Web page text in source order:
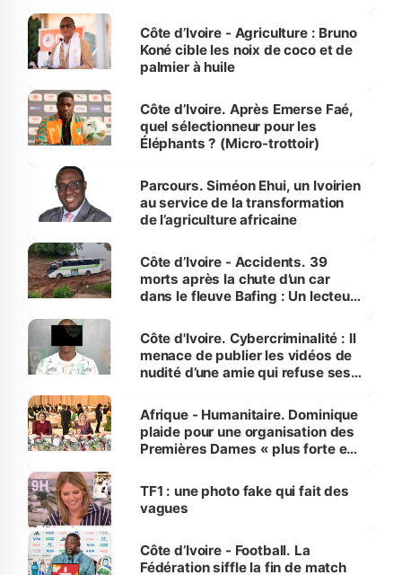
Côte d’Ivoire - Agriculture : Bruno
Koné cible les noix de coco et de
palmier à huile
Côte d’Ivoire. Après Emerse Faé,
quel sélectionneur pour les
Éléphants ? (Micro-trottoir)
Parcours. Siméon Ehui, un Ivoirien
au service de la transformation
de l’agriculture africaine
Côte d’Ivoire - Accidents. 39
morts après la chute d’un car
dans le fleuve Bafing : Un lecteur
des Transports
Côte d'Ivoire. Cybercriminalité : Il
menace de publier les vidéos de
nudité d’une amie qui refuse ses
Afrique - Humanitaire. Dominique
plaide pour une organisation des
Premières Dames « plus forte et
sur la scène internationale »
TF1 : une photo fake qui fait des
vagues
Côte d’Ivoire - Football. La
Fédération siffle la fin de match